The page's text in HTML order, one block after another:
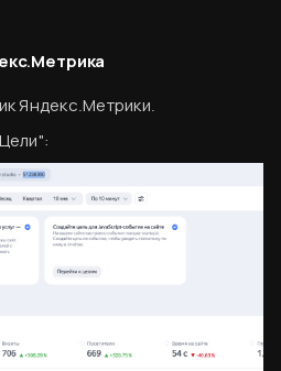
Яндекс.Метрики.